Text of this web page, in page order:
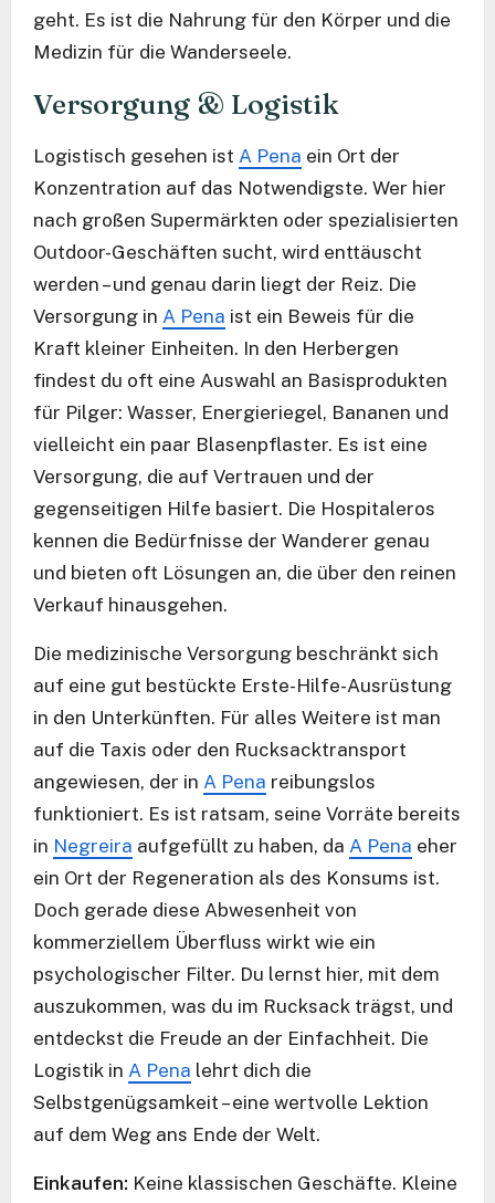
geht. Es ist die Nahrung für den Körper und die
Medizin für die Wanderseele.
Versorgung & Logistik
Logistisch gesehen ist A Pena ein Ort der
Konzentration auf das Notwendigste. Wer hier
nach großen Supermärkten oder spezialisierten
Outdoor-Geschäften sucht, wird enttäuscht
werden – und genau darin liegt der Reiz. Die
Versorgung in A Pena ist ein Beweis für die
Kraft kleiner Einheiten. In den Herbergen
findest du oft eine Auswahl an Basisprodukten
für Pilger: Wasser, Energieriegel, Bananen und
vielleicht ein paar Blasenpflaster. Es ist eine
Versorgung, die auf Vertrauen und der
gegenseitigen Hilfe basiert. Die Hospitaleros
kennen die Bedürfnisse der Wanderer genau
und bieten oft Lösungen an, die über den reinen
Verkauf hinausgehen.
Die medizinische Versorgung beschränkt sich
auf eine gut bestückte Erste-Hilfe-Ausrüstung
in den Unterkünften. Für alles Weitere ist man
auf die Taxis oder den Rucksacktransport
angewiesen, der in A Pena reibungslos
funktioniert. Es ist ratsam, seine Vorräte bereits
in Negreira aufgefüllt zu haben, da A Pena eher
ein Ort der Regeneration als des Konsums ist.
Doch gerade diese Abwesenheit von
kommerziellem Überfluss wirkt wie ein
psychologischer Filter. Du lernst hier, mit dem
auszukommen, was du im Rucksack trägst, und
entdeckst die Freude an der Einfachheit. Die
Logistik in A Pena lehrt dich die
Selbstgenügsamkeit – eine wertvolle Lektion
auf dem Weg ans Ende der Welt.
Einkaufen: Keine klassischen Geschäfte. Kleine